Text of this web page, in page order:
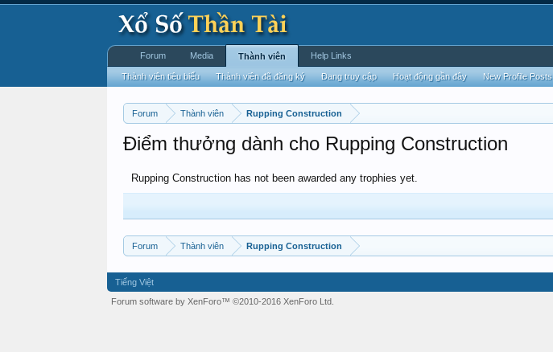
Forum Thành viên Rupping Construction
Điểm thưởng dành cho Rupping Construction
Rupping Construction has not been awarded any trophies yet.
Forum Thành viên Rupping Construction
Forum Media Thành viên
Thành viên tiêu biểu Thành viên đã đăng ký Đang truy cập Hoạt động gần đây New Profile Posts
Help Links
Tiếng Việt
Forum software by XenForo™ ©2010-2016 XenForo Ltd.